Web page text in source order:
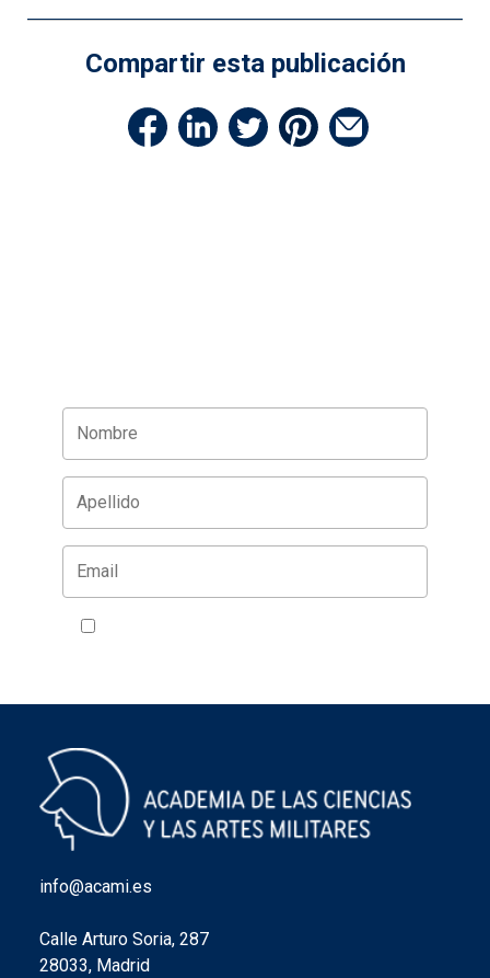
Compartir esta publicación
info@acami.es
Calle Arturo Soria, 287
28033, Madrid